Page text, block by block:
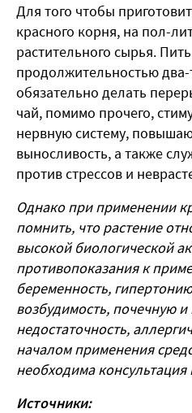
Для того чтобы
красного корня, на пол-
растительного сырья.
продолжительностью
обязательно делать
чай, помимо прочего,
нервную систему,
выносливость, а также
против стрессов и
Однако при применении
помнить, что растение
высокой биологической
противопоказания к
беременность,
возбудимость, почечную
недостаточность,
началом применения
необходима консультация
Источники: